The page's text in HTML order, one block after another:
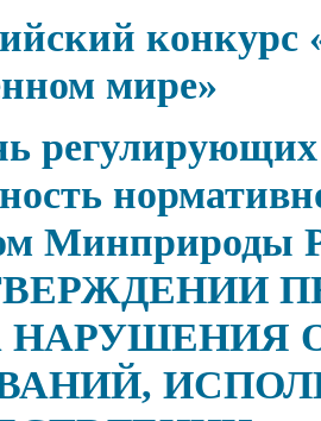
конкурс
мире»
Минприроды
НАРУШЕНИЯ